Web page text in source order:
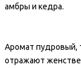
амбры и кедра.
Аромат пудровый,
отражают